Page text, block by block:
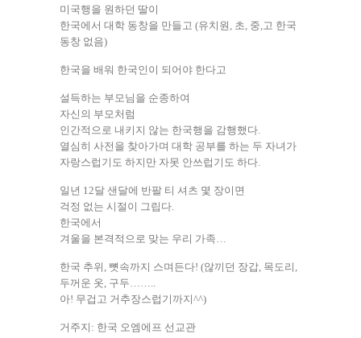
미국행을 원하던 딸이
한국에서 대학 동창을 만들고 (유치원, 초, 중,고 한국
동창 없음)
한국을 배워 한국인이 되어야 한다고
설득하는 부모님을 순종하여
자신의 부모처럼
인간적으로 내키지 않는 한국행을 감행했다.
열심히 사전을 찾아가며 대학 공부를 하는 두 자녀가
자랑스럽기도 하지만 자못 안쓰럽기도 하다.
일년 12달 샌달에 반팔 티 셔츠 몇 장이면
걱정 없는 시절이 그립다.
한국에서
겨울을 본격적으로 맞는 우리 가족…
한국 추위, 뼛속까지 스며든다! (않끼던 장갑, 목도리,
두꺼운 옷, 구두……..
아! 무겁고 거추장스럽기까지^^)
거주지: 한국 오엠에프 선교관